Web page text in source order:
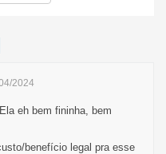
2024
eh bem fininha, bem
benefício legal pra esse